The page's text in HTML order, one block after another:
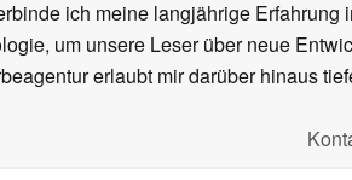
ich meine langjährige Erfahrung
um unsere Leser über neue
erlaubt mir darüber hinaus